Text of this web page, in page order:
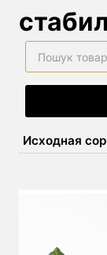
Поиск
товаров